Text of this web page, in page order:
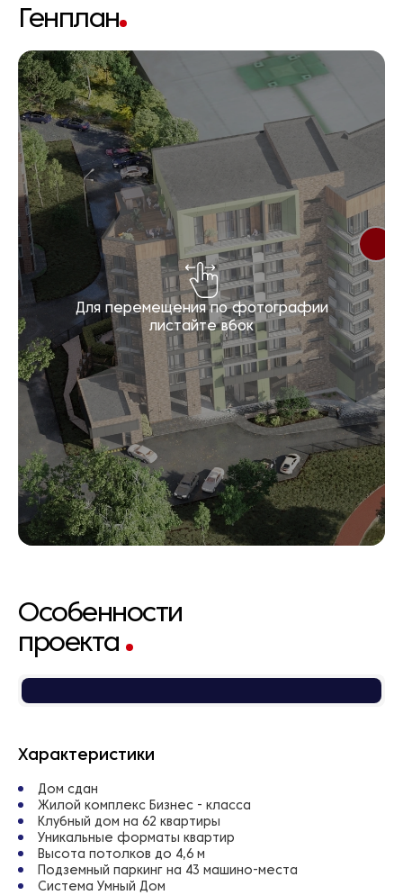
Генплан
Для перемещения по фотографии
листайте вбок
Особенности
проекта
Характеристики
Дом сдан
Жилой комплекс Бизнес - класса
Клубный дом на 62 квартиры
Уникальные форматы квартир
Высота потолков до 4,6 м
Подземный паркинг на 43 машино-места
Система Умный Дом